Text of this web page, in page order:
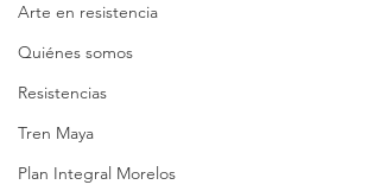
Arte en resistencia
Quiénes somos
Resistencias
Tren Maya
Plan Integral Morelos